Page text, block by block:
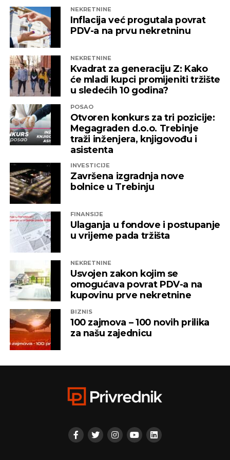
izložena nezabilježenoj diskriminaciji”
saopšteno je iz “Invictusa”.
Kažu i da su sada izloženi potezima koji nemaju bilo
kakve veze sa normalnim poslovanjem i
poštovanjem zakonskih normi, a da ih relevantne
institucije kao savjesnog poslovnog subjekta nisu u
stanju zaštiti, zbog čega moraju priznati da je teško
pronaći adekvatniji odgovor koji ne bi uključivao
ozbiljnije rezove u samoj kompaniji.
Podsjetimo, 18. juna ove godine američka
uvela je sankcije nizu kompanija koje “čine mrežu
podrške predsjedniku Republike Srpske Miloradu
Dodiku”, a “Infinity International” se našao među
njima, skupa sa firmama “Infinity Media”, “Prointer
ITSS”, “Sirius 2010”, “Kaldera”, “K-2 Audio” u čijem je
vlasništvu Alternativna televizija, “Una World” u
čijem je vlasništvu bila “Una TV”.
Iz “Infinity-ja” su tada saopštili da će bez posla ostati
oko 800 ljudi, a spas su potražili u registrovanju
novih kompanija i promjenama vlasničke strukture,
pretvarajućći dotatašnje rukovodioce u vlasnike.
„Invictus“ su prije mjesec dana osnovali menadžeri
„Prointera“ i „Siriusa”.
REKLAMA
NEKRETNINE
Inflacija već progutala povrat
PDV-a na prvu nekretninu
NEKRETNINE
Kvadrat za generaciju Z: Kako
će mladi kupci promijeniti tržište
u sledećih 10 godina?
POSAO
Otvoren konkurs za tri pozicije:
Megagraden d.o.o. Trebinje
traži inženjera, knjigovođu i
asistenta
INVESTICIJE
Završena izgradnja nove
bolnice u Trebinju
FINANSIJE
Ulaganja u fondove i postupanje
u vrijeme pada tržišta
NEKRETNINE
Usvojen zakon kojim se
omogućava povrat PDV-a na
kupovinu prve nekretnine
BIZNIS
100 zajmova – 100 novih prilika
za našu zajednicu